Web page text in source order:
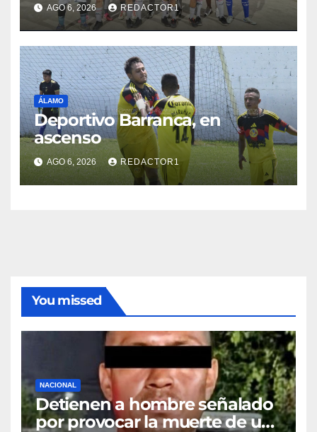
AGO 6, 2026 REDACTOR1
ÁLAMO
Deportivo Barranca, en
ascenso
AGO 6, 2026 REDACTOR1
You missed
NACIONAL
Detienen a hombre señalado
por provocar la muerte de un